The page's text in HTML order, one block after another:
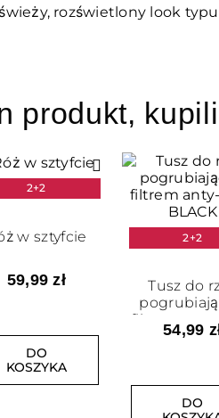
świeży, rozświetlony look
produkt,
2+2
w sztyfcie
59,99 zł
DO
KOSZYKA
2+2
Tusz do
filtrem anty-
BLACK
54,99
DO